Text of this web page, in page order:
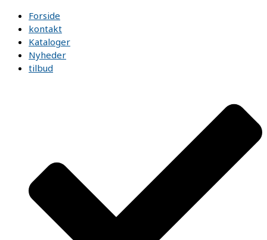
Forside
kontakt
Kataloger
Nyheder
tilbud